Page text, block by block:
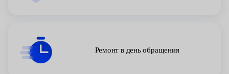
Ремонт в день обращения